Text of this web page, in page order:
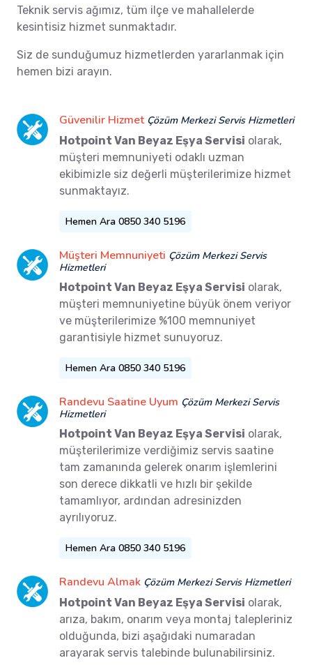
Teknik servis ağımız, tüm ilçe ve mahallelerde
kesintisiz hizmet sunmaktadır.
Siz de sunduğumuz hizmetlerden yararlanmak için
hemen bizi arayın.
Güvenilir Hizmet Çözüm Merkezi Servis Hizmetleri
Hotpoint Van Beyaz Eşya Servisi olarak,
müşteri memnuniyeti odaklı uzman
ekibimizle siz değerli müşterilerimize hizmet
sunmaktayız.
Hemen Ara 0850 340 5196
Müşteri Memnuniyeti Çözüm Merkezi Servis
Hizmetleri
Hotpoint Van Beyaz Eşya Servisi olarak,
müşteri memnuniyetine büyük önem veriyor
ve müşterilerimize %100 memnuniyet
garantisiyle hizmet sunuyoruz.
Hemen Ara 0850 340 5196
Randevu Saatine Uyum Çözüm Merkezi Servis
Hizmetleri
Hotpoint Van Beyaz Eşya Servisi olarak,
müşterilerimize verdiğimiz servis saatine
tam zamanında gelerek onarım işlemlerini
son derece dikkatli ve hızlı bir şekilde
tamamlıyor, ardından adresinizden
ayrılıyoruz.
Hemen Ara 0850 340 5196
Randevu Almak Çözüm Merkezi Servis Hizmetleri
Hotpoint Van Beyaz Eşya Servisi olarak,
arıza, bakım, onarım veya montaj talepleriniz
olduğunda, bizi aşağıdaki numaradan
arayarak servis talebinde bulunabilirsiniz.